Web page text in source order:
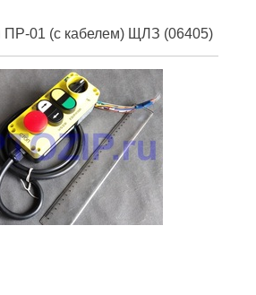
ПР-01 (с кабелем) ЩЛЗ (06405)